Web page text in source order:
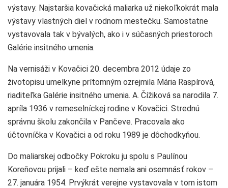
výstavy. Najstaršia kovačická maliarka už niekoľkokrát mala
výstavy vlastných diel v rodnom mestečku. Samostatne
vystavovala tak v bývalých, ako i v súčasných priestoroch
Galérie insitného umenia.
Na vernisáži v Kovačici 20. decembra 2012 údaje zo
životopisu umelkyne prítomným ozrejmila Mária Raspírová,
riaditeľka Galérie insitného umenia. A. Čížiková sa narodila 7.
apríla 1936 v remeselníckej rodine v Kovačici. Strednú
správnu školu zakončila v Pančeve. Pracovala ako
účtovníčka v Kovačici a od roku 1989 je dôchodkyňou.
Do maliarskej odbočky Pokroku ju spolu s Paulínou
Koreňovou prijali – keď ešte nemala ani osemnásť rokov –
27. januára 1954. Prvýkrát verejne vystavovala v tom istom